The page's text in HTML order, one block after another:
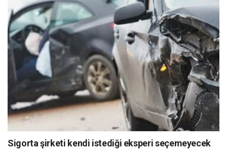
Sigorta şirketi kendi istediği eksperi seçemeyecek